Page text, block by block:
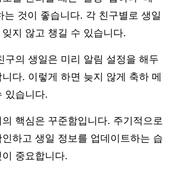
는 것이 좋습니다. 각 친구별로 생일
지 않고 챙길 수 있습니다.
구의 생일은 미리 알림 설정을 해두
다. 이렇게 하면 늦지 않게 축하 메
있습니다.
핵심은 꾸준함입니다. 주기적으로
하고 생일 정보를 업데이트하는 습
중요합니다.